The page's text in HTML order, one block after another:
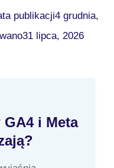
publikacji4 grudnia,
31 lipca, 2026
i Meta